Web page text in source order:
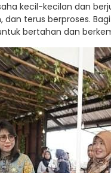
kecil-kecilan dan
terus berproses.
bertahan dan